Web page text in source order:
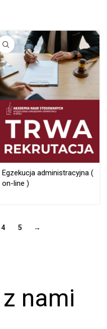
Egzekucja administracyjna (
on-line )
4 5 →
nami